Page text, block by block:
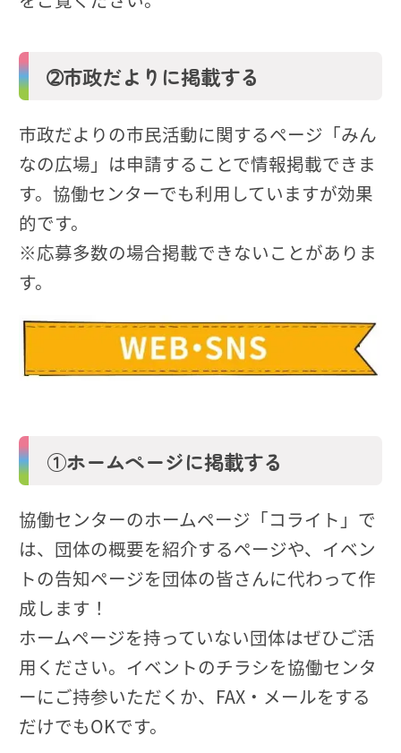
➁市政だよりに掲載する
市政だよりの市民活動に関するページ「みん
なの広場」は申請することで情報掲載できま
す。協働センターでも利用していますが効果
的です。
※応募多数の場合掲載できないことがありま
す。
①ホームページに掲載する
協働センターのホームページ「コライト」で
は、団体の概要を紹介するページや、イベン
トの告知ページを団体の皆さんに代わって作
成します！
ホームページを持っていない団体はぜひご活
用ください。イベントのチラシを協働センタ
ーにご持参いただくか、FAX・メールをする
だけでもOKです。